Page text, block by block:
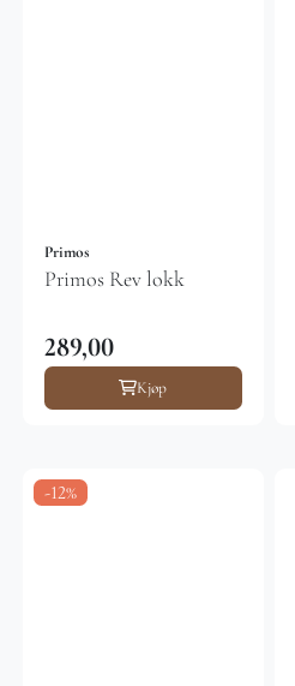
Primos
Primos Rev lokk
289,00
Kjøp
-12%